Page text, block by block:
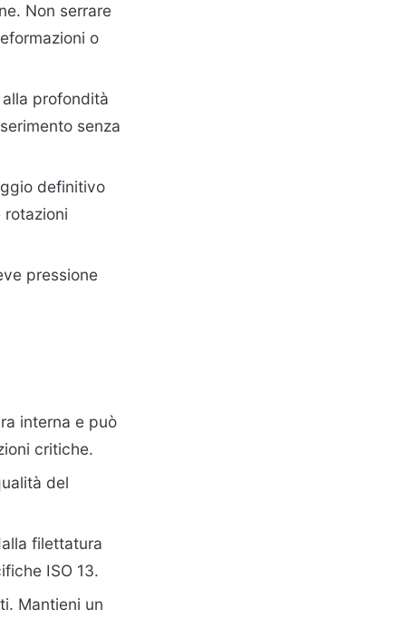
Non serrare
o
profondità
senza
definitivo
pressione
interna e può
critiche.
del
filettatura
ISO 13.
Mantieni un